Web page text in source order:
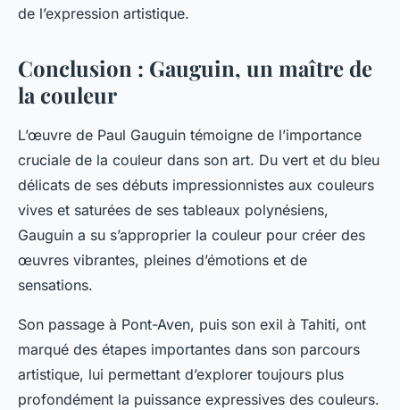
de l’expression artistique.
Conclusion : Gauguin, un maître de
la couleur
L’œuvre de Paul Gauguin témoigne de l’importance
cruciale de la couleur dans son art. Du vert et du bleu
délicats de ses débuts impressionnistes aux couleurs
vives et saturées de ses tableaux polynésiens,
Gauguin a su s’approprier la couleur pour créer des
œuvres vibrantes, pleines d’émotions et de
sensations.
Son passage à Pont-Aven, puis son exil à Tahiti, ont
marqué des étapes importantes dans son parcours
artistique, lui permettant d’explorer toujours plus
profondément la puissance expressives des couleurs.